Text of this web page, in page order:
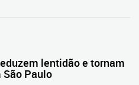
lentidão e tornam
Paulo